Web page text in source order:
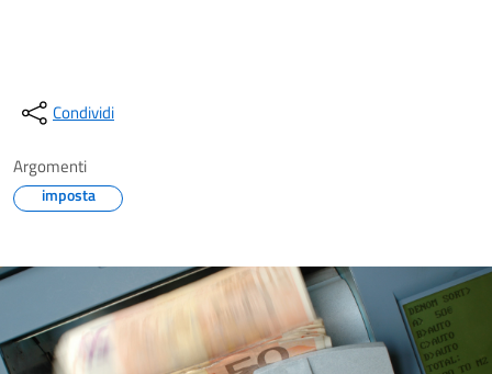
Condividi
Argomenti
imposta